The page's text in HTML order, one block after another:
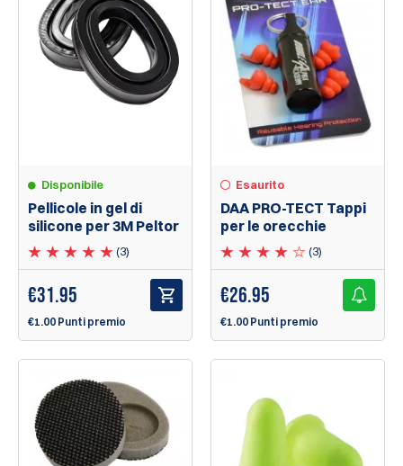
Disponibile
Pellicole in gel di
silicone per 3M Peltor
(3)
€31.95
€1.00 Punti premio
Esaurito
DAA PRO-TECT Tappi
per le orecchie
(3)
€26.95
€1.00 Punti premio